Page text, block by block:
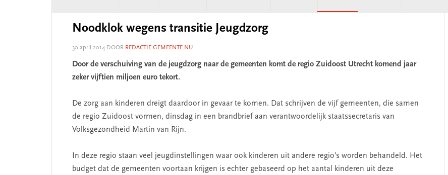
Noodklok wegens transitie Jeugdzorg
30 april 2014 DOOR REDACTIE GEMEENTE.NU
Door de verschuiving van de jeugdzorg naar de gemeenten komt de regio Zuidoost Utrecht komend jaar
zeker vijftien miljoen euro tekort.
De zorg aan kinderen dreigt daardoor in gevaar te komen. Dat schrijven de vijf gemeenten, die samen
de regio Zuidoost vormen, dinsdag in een brandbrief aan verantwoordelijk staatssecretaris van
Volksgezondheid Martin van Rijn.
In deze regio staan veel jeugdinstellingen waar ook kinderen uit andere regio’s worden behandeld. Het
budget dat de gemeenten voortaan krijgen is echter gebaseerd op het aantal kinderen uit deze